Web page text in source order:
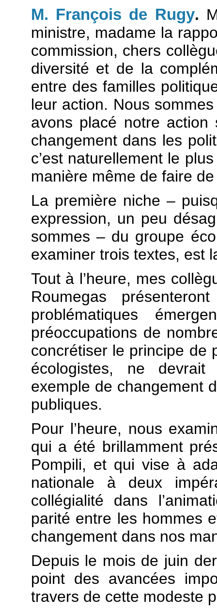
M. François de Rugy.
ministre, madame la
commission, chers
diversité et de la
entre des familles
leur action. Nous
avons placé notre
changement dans les
c’est naturellement le
manière même de faire
La première niche –
expression, un peu
sommes – du groupe
examiner trois textes, est
Tout à l’heure, mes
Roumegas
problématiques
préoccupations de
concrétiser le principe de
écologistes, ne
exemple de changement
publiques.
Pour l’heure, nous
qui a été brillamment
Pompili, et qui vise à
nationale à deux
collégialité dans
parité entre les hommes
changement dans nos
Depuis le mois de juin
point des avancées
travers de cette modeste